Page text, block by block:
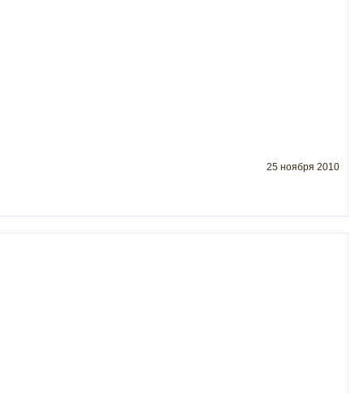
25 ноября 2010